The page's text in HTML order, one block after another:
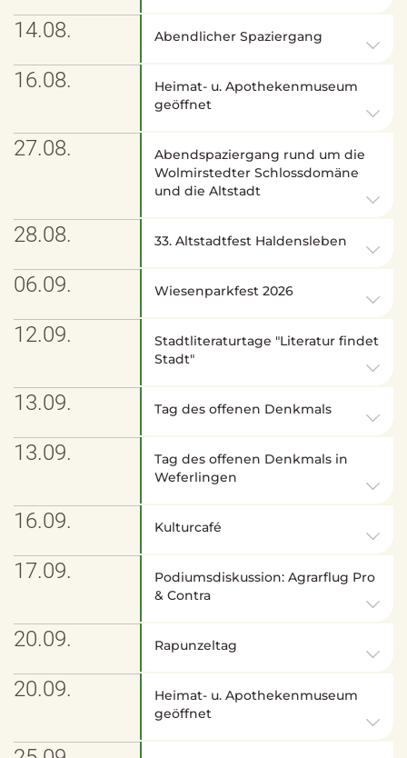
14.08. Abendlicher Spaziergang
16.08.
Heimat- u. Apothekenmuseum
geöffnet
27.08.
Abendspaziergang rund um die
Wolmirstedter Schlossdomäne
und die Altstadt
28.08. 33. Altstadtfest Haldensleben
06.09. Wiesenparkfest 2026
12.09.
Stadtliteraturtage "Literatur findet
Stadt"
13.09. Tag des offenen Denkmals
13.09.
Tag des offenen Denkmals in
Weferlingen
16.09. Kulturcafé
17.09.
Podiumsdiskussion: Agrarflug Pro
& Contra
20.09. Rapunzeltag
20.09.
Heimat- u. Apothekenmuseum
geöffnet